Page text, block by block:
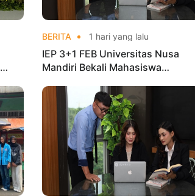
BERITA 1 hari yang lalu
IEP 3+1 FEB Universitas Nusa
Mandiri Bekali Mahasiswa